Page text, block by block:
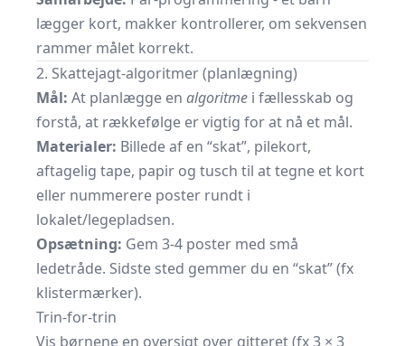
lægger kort, makker kontrollerer, om sekvensen
rammer målet korrekt.
2. Skattejagt-algoritmer (planlægning)
Mål: At planlægge en algoritme i fællesskab og
forstå, at rækkefølge er vigtig for at nå et mål.
Materialer: Billede af en “skat”, pilekort,
aftagelig tape, papir og tusch til at tegne et kort
eller nummerere poster rundt i
lokalet/legepladsen.
Opsætning: Gem 3-4 poster med små
ledetråde. Sidste sted gemmer du en “skat” (fx
klistermærker).
Trin-for-trin
Vis børnene en oversigt over gitteret (fx 3 × 3